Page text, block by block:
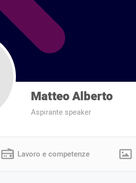
Matteo Alberto
Aspirante speaker
Lavoro e competenze